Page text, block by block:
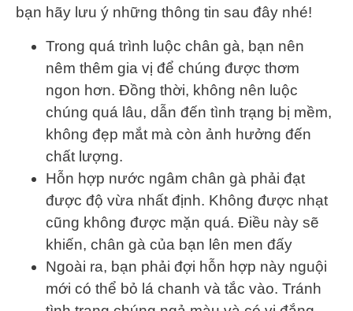
bạn hãy lưu ý những thông tin sau đây nhé!
Trong quá trình luộc chân gà, bạn nên
nêm thêm gia vị để chúng được thơm
ngon hơn. Đồng thời, không nên luộc
chúng quá lâu, dẫn đến tình trạng bị mềm,
không đẹp mắt mà còn ảnh hưởng đến
chất lượng.
Hỗn hợp nước ngâm chân gà phải đạt
được độ vừa nhất định. Không được nhạt
cũng không được mặn quá. Điều này sẽ
khiến, chân gà của bạn lên men đấy
Ngoài ra, bạn phải đợi hỗn hợp này nguội
mới có thể bỏ lá chanh và tắc vào. Tránh